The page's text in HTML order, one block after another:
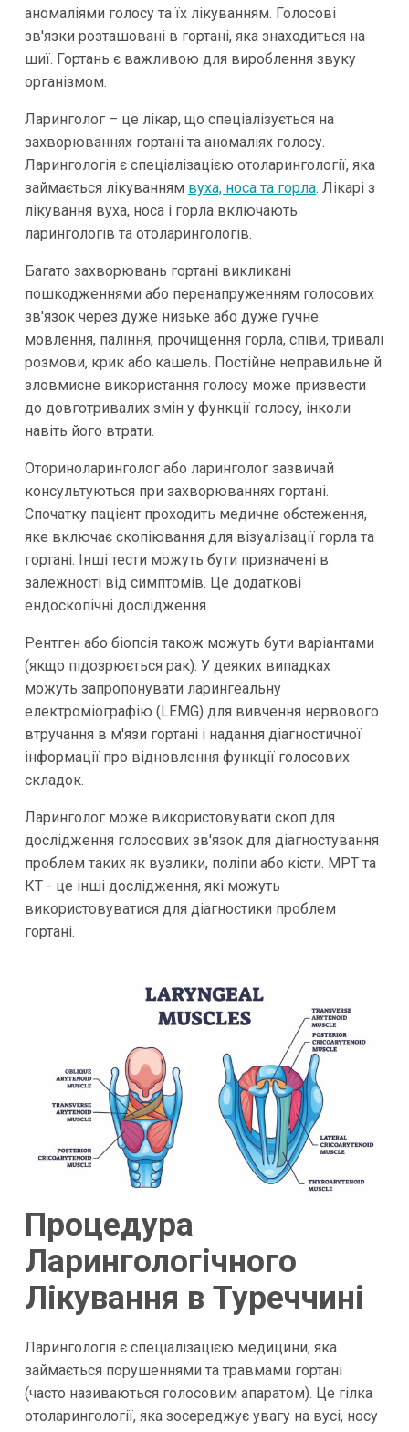
аномаліями голосу та їх лікуванням. Голосові
зв'язки розташовані в гортані, яка знаходиться на
шиї. Гортань є важливою для вироблення звуку
організмом.
Ларинголог – це лікар, що спеціалізується на
захворюваннях гортані та аномаліях голосу.
Ларингологія є спеціалізацією отоларингології, яка
займається лікуванням вуха, носа та горла. Лікарі з
лікування вуха, носа і горла включають
ларингологів та отоларингологів.
Багато захворювань гортані викликані
пошкодженнями або перенапруженням голосових
зв'язок через дуже низьке або дуже гучне
мовлення, паління, прочищення горла, співи, тривалі
розмови, крик або кашель. Постійне неправильне й
зловмисне використання голосу може призвести
до довготривалих змін у функції голосу, інколи
навіть його втрати.
Оториноларинголог або ларинголог зазвичай
консультуються при захворюваннях гортані.
Спочатку пацієнт проходить медичне обстеження,
яке включає скопіювання для візуалізації горла та
гортані. Інші тести можуть бути призначені в
залежності від симптомів. Це додаткові
ендоскопічні дослідження.
Рентген або біопсія також можуть бути варіантами
(якщо підозрюється рак). У деяких випадках
можуть запропонувати ларингеальну
електроміографію (LEMG) для вивчення нервового
втручання в м'язи гортані і надання діагностичної
інформації про відновлення функції голосових
складок.
Ларинголог може використовувати скоп для
дослідження голосових зв'язок для діагностування
проблем таких як вузлики, поліпи або кісти. МРТ та
КТ - це інші дослідження, які можуть
використовуватися для діагностики проблем
гортані.
Процедура
Ларингологічного
Лікування в Туреччині
Ларингологія є спеціалізацією медицини, яка
займається порушеннями та травмами гортані
(часто називаються голосовим апаратом). Це гілка
отоларингології, яка зосереджує увагу на вусі, носу